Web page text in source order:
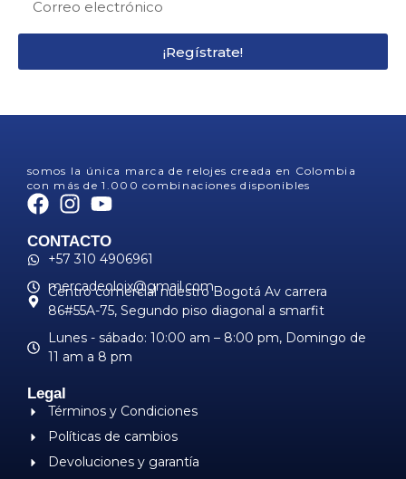
¡Regístrate!
somos la única marca de relojes creada en Colombia
con más de 1.000 combinaciones disponibles
CONTACTO
+57 310 4906961
mercadeoloix@gmail.com
Centro comercial nuestro Bogotá Av carrera
86#55A-75, Segundo piso diagonal a smarfit
Lunes - sábado: 10:00 am – 8:00 pm, ​Domingo de
11 am a 8 pm
Legal
Términos y Condiciones
Políticas de cambios
Devoluciones y garantía